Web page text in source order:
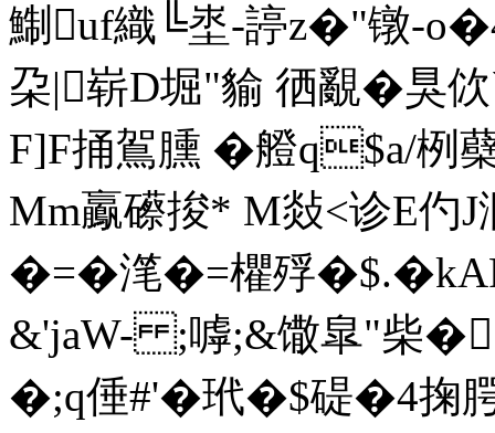
鯯uf織╚埊-諪z�"镦-
朶|崭D堀"貐 徆覶�狊
F]F捅鴐臐 �艠
Mm鸁礤捘* M敥<诊E
�=� 滗�=欋殍
&'jaW- ;嘑;&馓皐"柴
�;q倕#'�玳�$碮�4掬